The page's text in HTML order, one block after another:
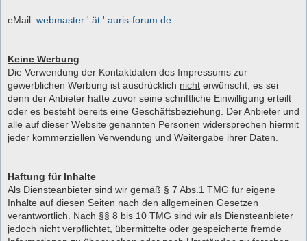
eMail: webmaster ' ät ' auris-forum.de
Keine Werbung
Die Verwendung der Kontaktdaten des Impressums zur
gewerblichen Werbung ist ausdrücklich nicht erwünscht, es sei
denn der Anbieter hatte zuvor seine schriftliche Einwilligung erteilt
oder es besteht bereits eine Geschäftsbeziehung. Der Anbieter und
alle auf dieser Website genannten Personen widersprechen hiermit
jeder kommerziellen Verwendung und Weitergabe ihrer Daten.
Haftung für Inhalte
Als Diensteanbieter sind wir gemäß § 7 Abs.1 TMG für eigene
Inhalte auf diesen Seiten nach den allgemeinen Gesetzen
verantwortlich. Nach §§ 8 bis 10 TMG sind wir als Diensteanbieter
jedoch nicht verpflichtet, übermittelte oder gespeicherte fremde